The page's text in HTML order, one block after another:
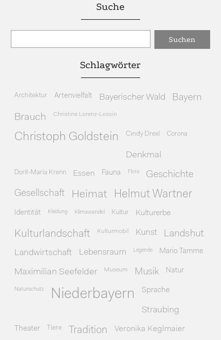
Suche
Schlagwörter
Architektur Artenvielfalt Bayerischer Wald Bayern
Brauch Christine Lorenz-Lossin
Christoph Goldstein Cindy Drexl Corona
Denkmal
Dorit-Maria Krenn Essen Fauna Flora Geschichte
Gesellschaft Heimat Helmut Wartner
Identität Kleidung Klimawandel Kultur Kulturerbe
Kulturlandschaft Kulturmobil Kunst Landshut
Landwirtschaft Lebensraum Legende Mario Tamme
Maximilian Seefelder Museum Musik Natur
Naturschutz Niederbayern Sprache
Straubing
Theater Tiere Tradition Veronika Keglmaier